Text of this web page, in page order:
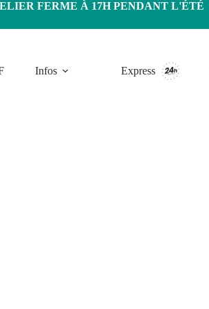
FERME À 17H PENDANT L'ÉTÉ
Infos Express